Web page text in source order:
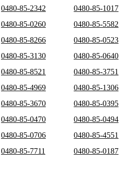
0480-85-2342 0480-85-1017
0480-85-0260 0480-85-5582
0480-85-8266 0480-85-0523
0480-85-3130 0480-85-0640
0480-85-8521 0480-85-3751
0480-85-4969 0480-85-1306
0480-85-3670 0480-85-0395
0480-85-0470 0480-85-0494
0480-85-0706 0480-85-4551
0480-85-7711 0480-85-0187